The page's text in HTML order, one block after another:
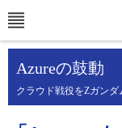
Azureの鼓動
クラウド戦役をZガンダ